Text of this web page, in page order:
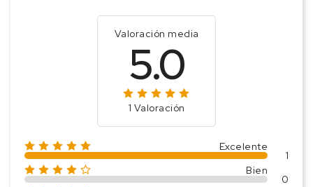
Valoración media
5.0
1 Valoración
Excelente
1
Bien
0